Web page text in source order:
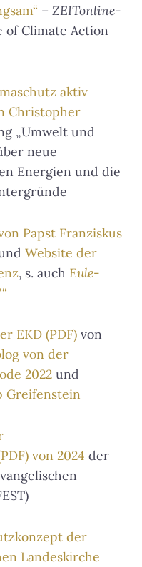
– ZEITonline-
of Climate Action
aktiv
Christopher
„Umwelt und
neue
Energien und die
Papst Franziskus
Website der
, s. auch Eule-
EKD (PDF) von
von der
2022 und
Greifenstein
von 2024 der
der
Landeskirche